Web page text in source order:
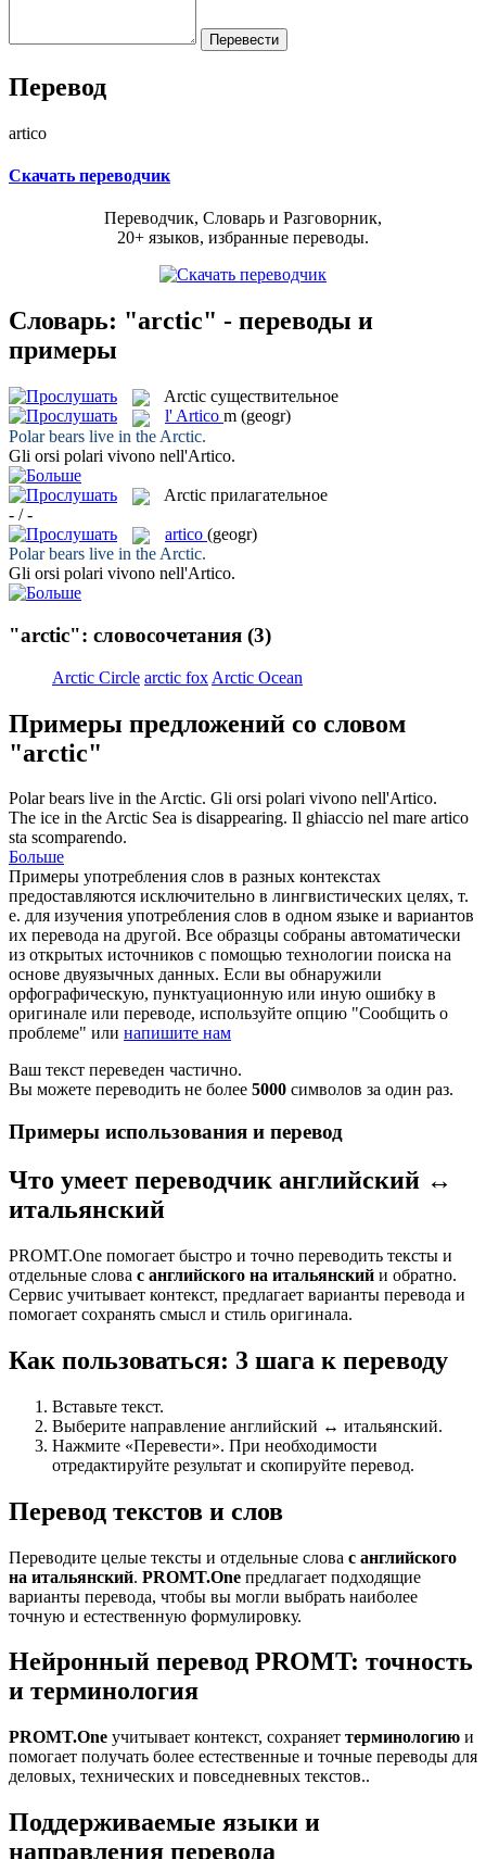
Перевод
artico
Скачать переводчик
Переводчик, Словарь и Разговорник,
20+ языков, избранные переводы.
Словарь: "arctic" - переводы и
примеры
Arctic существительное
l' Artico m (geogr)
Polar bears live in the Arctic.
Gli orsi polari vivono nell'Artico.
Arctic прилагательное
- / -
artico (geogr)
Polar bears live in the Arctic.
Gli orsi polari vivono nell'Artico.
"arctic": словосочетания (3)
Arctic Circle arctic fox Arctic Ocean
Примеры предложений со словом
"arctic"
Polar bears live in theArctic. Gli orsi polari vivono nell'Artico.
The ice in theArctic Sea is disappearing. Il ghiaccio nel mare artico
sta scomparendo.
Больше
Примеры употребления слов в разных контекстах
предоставляются исключительно в лингвистических целях, т.
е. для изучения употребления слов в одном языке и вариантов
их перевода на другой. Все образцы собраны автоматически
из открытых источников с помощью технологии поиска на
основе двуязычных данных. Если вы обнаружили
орфографическую, пунктуационную или иную ошибку в
оригинале или переводе, используйте опцию "Сообщить о
проблеме" или напишите нам
Ваш текст переведен частично.
Вы можете переводить не более 5000 символов за один раз.
Примеры использования и перевод
Что умеет переводчик английский ↔
итальянский
PROMT.One помогает быстро и точно переводить тексты и
отдельные слова с английского на итальянский и обратно.
Сервис учитывает контекст, предлагает варианты перевода и
помогает сохранять смысл и стиль оригинала.
Как пользоваться: 3 шага к переводу
Вставьте текст.
Выберите направление английский ↔ итальянский.
Нажмите «Перевести». При необходимости
отредактируйте результат и скопируйте перевод.
Перевод текстов и слов
Переводите целые тексты и отдельные слова с английского
на итальянский. PROMT.One предлагает подходящие
варианты перевода, чтобы вы могли выбрать наиболее
точную и естественную формулировку.
Нейронный перевод PROMT: точность
и терминология
PROMT.One учитывает контекст, сохраняет терминологию и
помогает получать более естественные и точные переводы для
деловых, технических и повседневных текстов..
Поддерживаемые языки и
направления перевода